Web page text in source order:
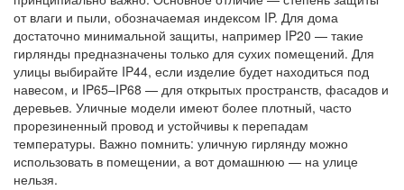
от влаги и пыли, обозначаемая индексом IP. Для дома
достаточно минимальной защиты, например IP20 — такие
гирлянды предназначены только для сухих помещений. Для
улицы выбирайте IP44, если изделие будет находиться под
навесом, и IP65–IP68 — для открытых пространств, фасадов и
деревьев. Уличные модели имеют более плотный, часто
прорезиненный провод и устойчивы к перепадам
температуры. Важно помнить: уличную гирлянду можно
использовать в помещении, а вот домашнюю — на улице
нельзя.